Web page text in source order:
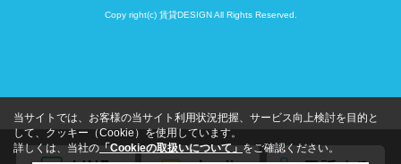
Copy right(c) 賃貸DESIGN All Rights Reserved.
当サイトでは、お客様の当サイト利用状況把握、サービス向上検討を目的と
して、クッキー（Cookie）を使用しています。
詳しくは、当社の 「Cookieの取扱いについて」 をご確認ください。